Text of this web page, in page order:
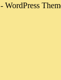
- WordPress